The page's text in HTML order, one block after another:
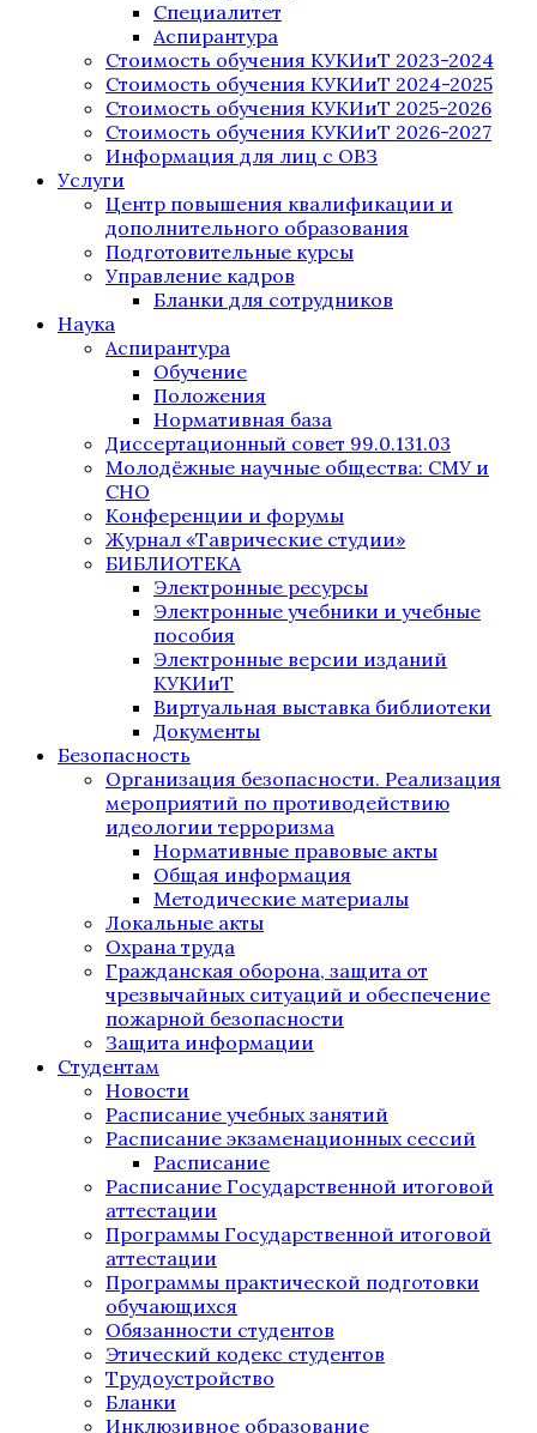
Специалитет
Аспирантура
Стоимость обучения КУКИиТ 2023-2024
Стоимость обучения КУКИиТ 2024-2025
Стоимость обучения КУКИиТ 2025-2026
Стоимость обучения КУКИиТ 2026-2027
Информация для лиц с ОВЗ
Услуги
Центр повышения квалификации и
дополнительного образования
Подготовительные курсы
Управление кадров
Бланки для сотрудников
Наука
Аспирантура
Обучение
Положения
Нормативная база
Диссертационный совет 99.0.131.03
Молодёжные научные общества: СМУ и
СНО
Конференции и форумы
Журнал «Таврические студии»
БИБЛИОТЕКА
Электронные ресурсы
Электронные учебники и учебные
пособия
Электронные версии изданий
КУКИиТ
Виртуальная выставка библиотеки
Документы
Безопасность
Организация безопасности. Реализация
мероприятий по противодействию
идеологии терроризма
Нормативные правовые акты
Общая информация
Методические материалы
Локальные акты
Охрана труда
Гражданская оборона, защита от
чрезвычайных ситуаций и обеспечение
пожарной безопасности
Защита информации
Студентам
Новости
Расписание учебных занятий
Расписание экзаменационных сессий
Расписание
Расписание Государственной итоговой
аттестации
Программы Государственной итоговой
аттестации
Программы практической подготовки
обучающихся
Обязанности студентов
Этический кодекс студентов
Трудоустройство
Бланки
Инклюзивное образование